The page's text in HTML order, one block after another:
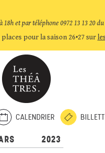
et par téléphone 0972 13 13 20
pour la saison 26•27 sur
CALENDRIER